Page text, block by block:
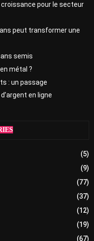
croissance pour le secteur
peut transformer une
semis
métal ?
: un passage
en ligne
(5)
(9)
(77)
(37)
(12)
(19)
(67)